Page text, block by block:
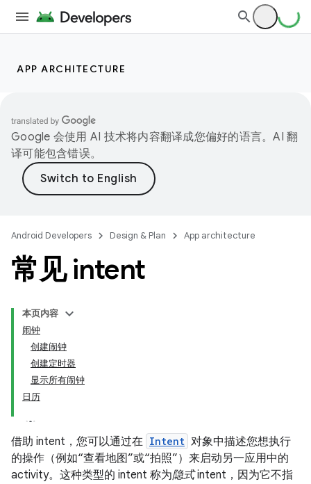
APP ARCHITECTURE
Google 会使用 AI 技术将内容翻译成您偏好的语言。AI 翻
译可能包含错误。
Android Developers Design & Plan App architecture
常见 intent
本页内容
闹钟
创建闹钟
创建定时器
显示所有闹钟
日历
借助 intent，您可以通过在 Intent 对象中描述您想执行
的操作（例如“查看地图”或“拍照”）来启动另一应用中的
activity。这种类型的 intent 称为隐式intent，因为它不指